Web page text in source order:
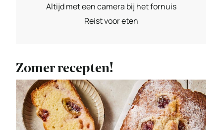
Altijd met een camera bij het fornuis
Reist voor eten
Zomer recepten!